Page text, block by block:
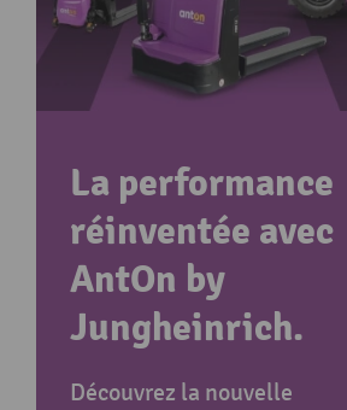
La performance
réinventée avec
AntOn by
Jungheinrich.
Découvrez la nouvelle